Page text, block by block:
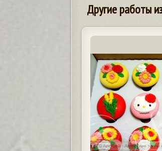
Другие работы